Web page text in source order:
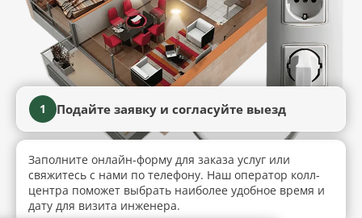
1 Подайте заявку и согласуйте выезд
Заполните онлайн-форму для заказа услуг или
свяжитесь с нами по телефону. Наш оператор колл-
центра поможет выбрать наиболее удобное время и
дату для визита инженера.